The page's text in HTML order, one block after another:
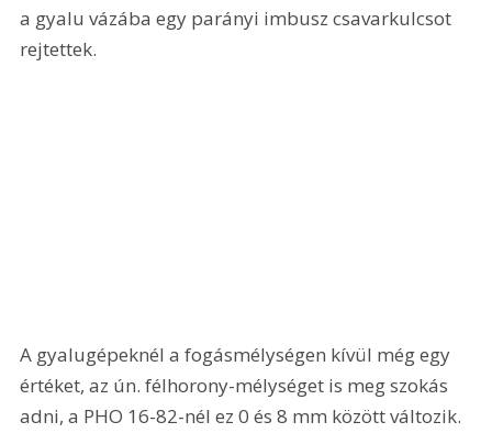
a gyalu vázába egy parányi imbusz csavarkulcsot
rejtettek.
A gyalugépeknél a fogásmélységen kívül még egy
értéket, az ún. félhorony-mélységet is meg szokás
adni, a PHO 16-82-nél ez 0 és 8 mm között változik.